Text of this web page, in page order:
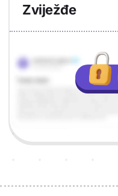
Zviježđe
Odgovor
Objašnjenje